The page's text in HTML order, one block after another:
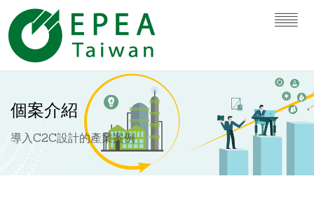
個案介紹
導入C2C設計的產業案例